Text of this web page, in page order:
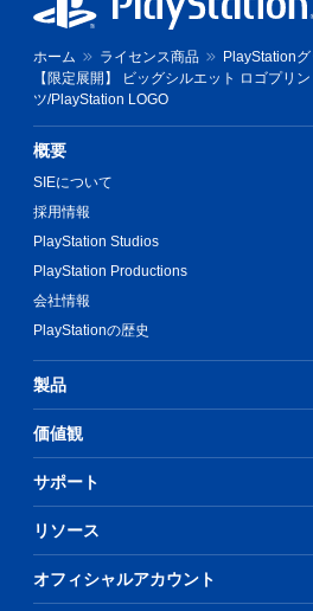
ホーム ライセンス商品
PlayStation
【限定展開】 ビッグシルエット ロゴプリ
ツ/PlayStation LOGO
概要
SIEについて
採用情報
PlayStation Studios
PlayStation Productions
会社情報
PlayStationの歴史
製品
価値観
サポート
リソース
オフィシャルアカウント